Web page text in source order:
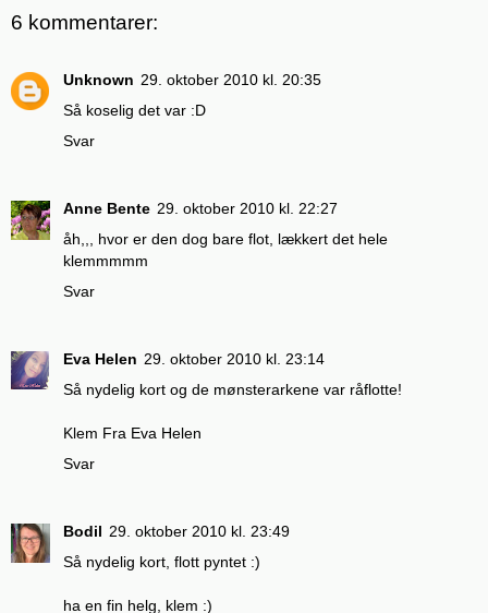
6 kommentarer:
Unknown 29. oktober 2010 kl. 20:35
Så koselig det var :D
Svar
Anne Bente 29. oktober 2010 kl. 22:27
åh,,, hvor er den dog bare flot, lækkert det hele
klemmmmm
Svar
Eva Helen 29. oktober 2010 kl. 23:14
Så nydelig kort og de mønsterarkene var råflotte!
Klem Fra Eva Helen
Svar
Bodil 29. oktober 2010 kl. 23:49
Så nydelig kort, flott pyntet :)
ha en fin helg, klem :)